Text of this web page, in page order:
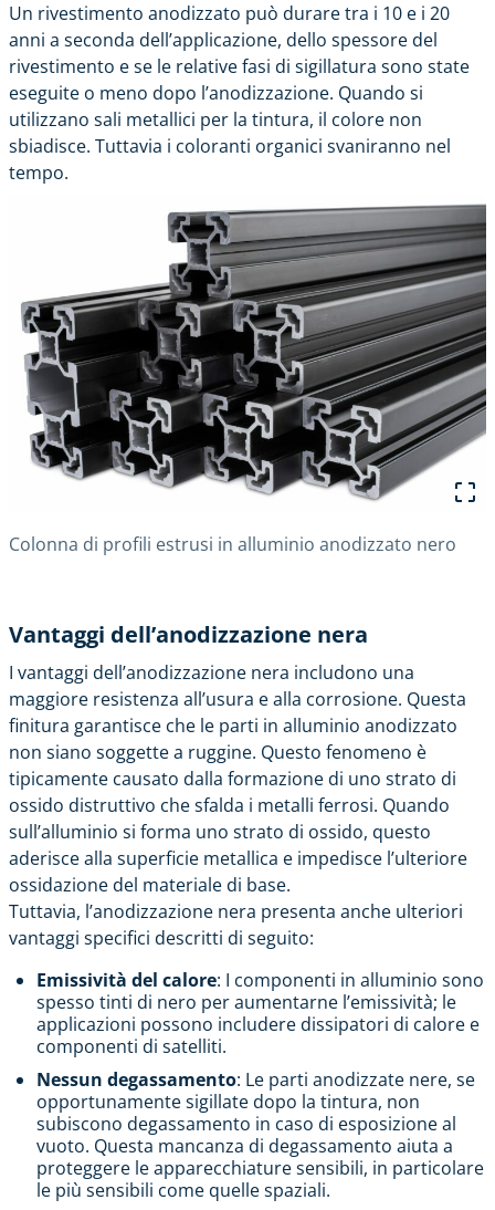
Un rivestimento anodizzato può durare tra i 10 e i 20
anni a seconda dell’applicazione, dello spessore del
rivestimento e se le relative fasi di sigillatura sono state
eseguite o meno dopo l’anodizzazione. Quando si
utilizzano sali metallici per la tintura, il colore non
sbiadisce. Tuttavia i coloranti organici svaniranno nel
tempo.
Colonna di profili estrusi in alluminio anodizzato nero
Vantaggi dell’anodizzazione nera
I vantaggi dell’anodizzazione nera includono una
maggiore resistenza all’usura e alla corrosione. Questa
finitura garantisce che le parti in alluminio anodizzato
non siano soggette a ruggine. Questo fenomeno è
tipicamente causato dalla formazione di uno strato di
ossido distruttivo che sfalda i metalli ferrosi. Quando
sull’alluminio si forma uno strato di ossido, questo
aderisce alla superficie metallica e impedisce l’ulteriore
ossidazione del materiale di base.
Tuttavia, l’anodizzazione nera presenta anche ulteriori
vantaggi specifici descritti di seguito:
Emissività del calore: I componenti in alluminio sono
spesso tinti di nero per aumentarne l’emissività; le
applicazioni possono includere dissipatori di calore e
componenti di satelliti.
Nessun degassamento: Le parti anodizzate nere, se
opportunamente sigillate dopo la tintura, non
subiscono degassamento in caso di esposizione al
vuoto. Questa mancanza di degassamento aiuta a
proteggere le apparecchiature sensibili, in particolare
le più sensibili come quelle spaziali.